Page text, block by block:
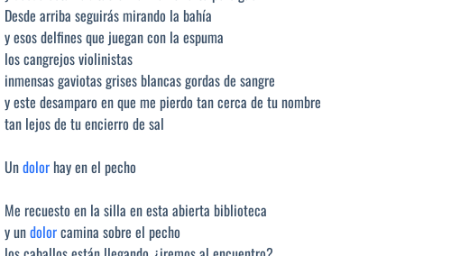
Desde arriba seguirás mirando la bahía
y esos delfines que juegan con la espuma
los cangrejos violinistas
inmensas gaviotas grises blancas gordas de sangre
y este desamparo en que me pierdo tan cerca de tu nombre
tan lejos de tu encierro de sal
Undolor hay en el pecho
Me recuesto en la silla en esta abierta biblioteca
y undolorcamina sobre el pecho